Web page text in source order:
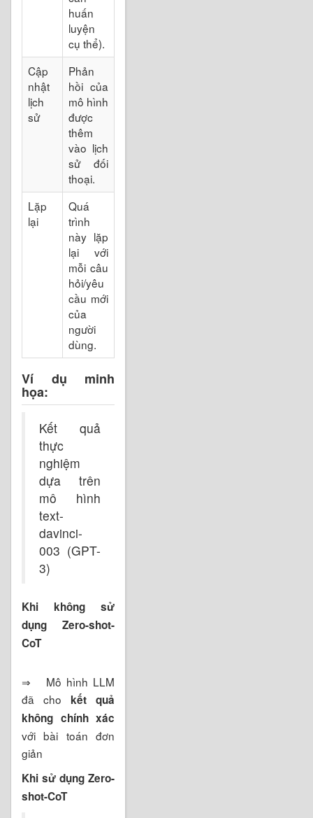
huấn
luyện
cụ thể).
Cập
nhật
lịch
sử
Phản
hồi của
mô hình
được
thêm
vào lịch
sử đối
thoại.
Lặp
lại
Quá
trình
này lặp
lại với
mỗi câu
hỏi/yêu
cầu mới
của
người
dùng.
Ví dụ minh
họa:
Kết quả
thực
nghiệm
dựa trên
mô hình
text-
davinci-
003 (GPT-
3)
Khi không sử
dụng Zero-shot-
CoT
⇒ Mô hình LLM
đã cho kết quả
không chính xác
với bài toán đơn
giản
Khi sử dụng Zero-
shot-CoT